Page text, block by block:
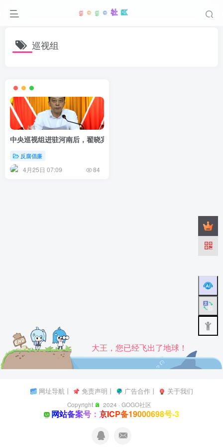
巡视组
中央巡视组进驻河南后，翟晓宾任上落马
反腐倡廉
4月25日 07:09 84
大王，您已经飞出了地球！
网址导航 丨 免责声明 丨 广告合作丨 关于我们
Copyright 2024 ·GOGO社区
网站备案号：京ICP备19000698号-3